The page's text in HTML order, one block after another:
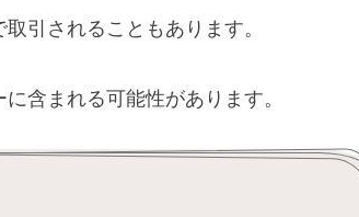
引されることもあります。
含まれる可能性があります。